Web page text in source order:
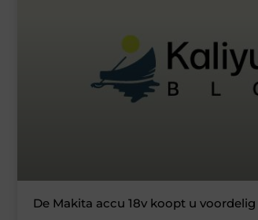
De Makita accu 18v koopt u